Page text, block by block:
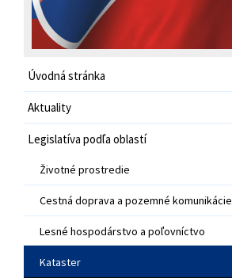
Úvodná stránka
Aktuality
Legislatíva podľa oblastí
Životné prostredie
Cestná doprava a pozemné komunikácie
Lesné hospodárstvo a poľovníctvo
Kataster